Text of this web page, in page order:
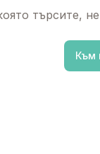
търсите,
Към